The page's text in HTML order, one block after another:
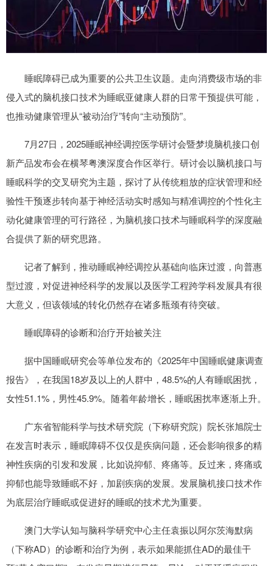
睡眠障碍已成为重要的公共卫生议题。走向消费级市场的非
侵入式的脑机接口技术为睡眠亚健康人群的日常干预提供可能，
也推动健康管理从“被动治疗”转向“主动预防”。
7月27日，2025睡眠神经调控医学研讨会暨梦境脑机接口创
新产品发布会在横琴粤澳深度合作区举行。研讨会以脑机接口与
睡眠科学的交叉研究为主题，探讨了从传统粗放的症状管理和经
验性干预逐步转向基于神经活动实时感知与精准调控的个性化主
动化健康管理的可行路径，为脑机接口技术与睡眠科学的深度融
合提供了新的研究思路。
记者了解到，推动睡眠神经调控从基础向临床过渡，向普惠
型过渡，对促进神经科学的发展以及医学工程跨学科发展具有很
大意义，但该领域的转化仍然存在诸多瓶颈有待突破。
睡眠障碍的诊断和治疗开始被关注
据中国睡眠研究会等单位发布的《2025年中国睡眠健康调查
报告》，在我国18岁及以上的人群中，48.5%的人有睡眠困扰，
女性51.1%，男性45.9%。随着年龄增长，睡眠困扰率逐渐上升。
广东省智能科学与技术研究院（下称研究院）院长张旭院士
在发言时表示，睡眠障碍不仅仅是疾病问题，还会影响很多的精
神性疾病的引发和发展，比如说抑郁、疼痛等。反过来，疼痛或
抑郁也能导致睡眠不好，加剧疾病的发展。发展脑机接口技术作
为底层治疗睡眠或促进好的睡眠的技术尤为重要。
澳门大学认知与脑科学研究中心主任袁振以阿尔茨海默病
（下称AD）的诊断和治疗为例，表示如果能抓住AD的最佳干